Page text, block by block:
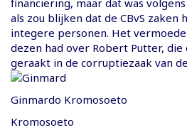
als zou blijken dat de CBvS zaken
integere personen. Het
dezen had over Robert Putter,
geraakt in de corruptiezaak van de
Ginmardo Kromosoeto
Kromosoeto